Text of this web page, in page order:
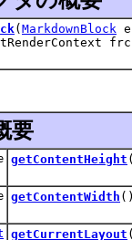
( MarkdownBlock
要
getContentHeight
getContentWidth ()
getCurrentLayout